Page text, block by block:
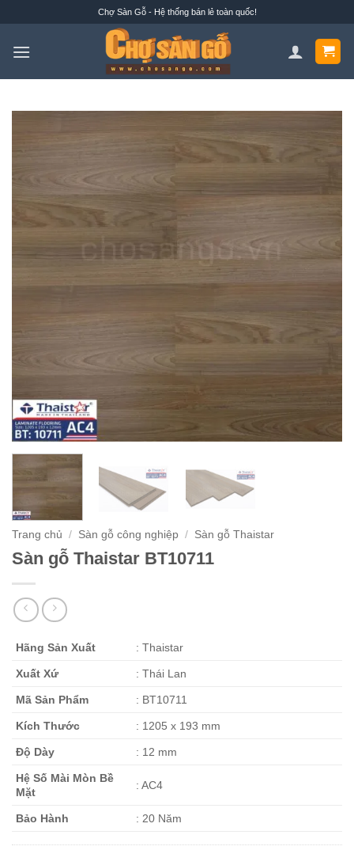
nội
Chợ Sàn Gỗ - Hệ thống bán lẻ toàn quốc!
Trang chủ / Sàn gỗ công nghiệp / Sàn gỗ Thaistar
Sàn gỗ Thaistar BT10711
Hãng Sản Xuất : Thaistar
Xuất Xứ : Thái Lan
Mã Sản Phẩm : BT10711
Kích Thước : 1205 x 193 mm
Độ Dày : 12 mm
Hệ Số Mài Mòn Bề
Mặt
: AC4
Bảo Hành : 20 Năm